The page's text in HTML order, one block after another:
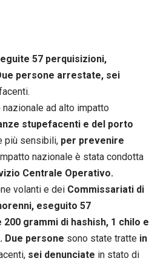
57 perquisizioni,
persone arrestate, sei
ad alto impatto
stupefacenti e del porto
più sensibili, per prevenire
nazionale è stata condotta
Centrale Operativo.
volanti e dei Commissariati di
eseguito 57
grammi di hashish, 1 chilo e
Due persone sono state tratte in
sei denunciate in stato di